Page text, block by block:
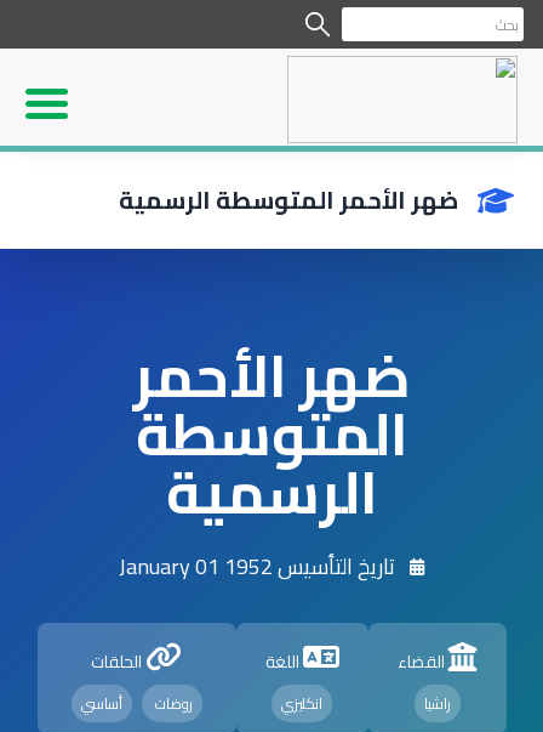
ضهر الأحمر المتوسطة الرسمية
ضهر الأحمر
المتوسطة
الرسمية
تاريخ التأسيس 1952 January 01
القضاء
راشيا
اللغة
انكليزي
الحلقات
روضات أساسي